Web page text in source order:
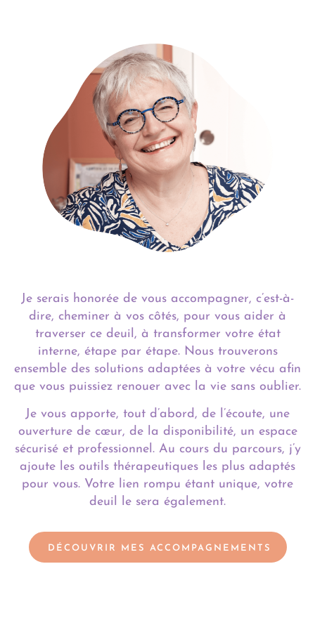
Je serais honorée de vous accompagner, c’est-à-
dire, cheminer à vos côtés, pour vous aider à
traverser ce deuil, à transformer votre état
interne, étape par étape. Nous trouverons
ensemble des solutions adaptées à votre vécu afin
que vous puissiez renouer avec la vie sans oublier.
Je vous apporte, tout d’abord, de l’écoute, une
ouverture de cœur, de la disponibilité, un espace
sécurisé et professionnel. Au cours du parcours, j’y
ajoute les outils thérapeutiques les plus adaptés
pour vous. Votre lien rompu étant unique, votre
deuil le sera également.
DÉCOUVRIR MES ACCOMPAGNEMENTS